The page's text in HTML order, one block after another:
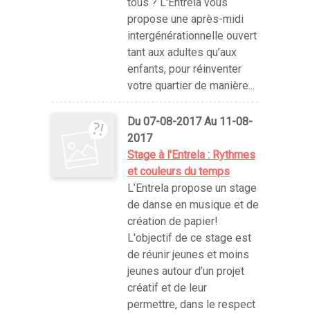
propose une après-midi
intergénérationnelle ouvert
tant aux adultes qu’aux
enfants, pour réinventer
votre quartier de manière...
Du 07-08-2017 Au 11-08-
2017
Stage à l'Entrela : Rythmes
et couleurs du temps
L’Entrela propose un stage
de danse en musique et de
création de papier!
L'objectif de ce stage est
de réunir jeunes et moins
jeunes autour d’un projet
créatif et de leur
permettre, dans le respect